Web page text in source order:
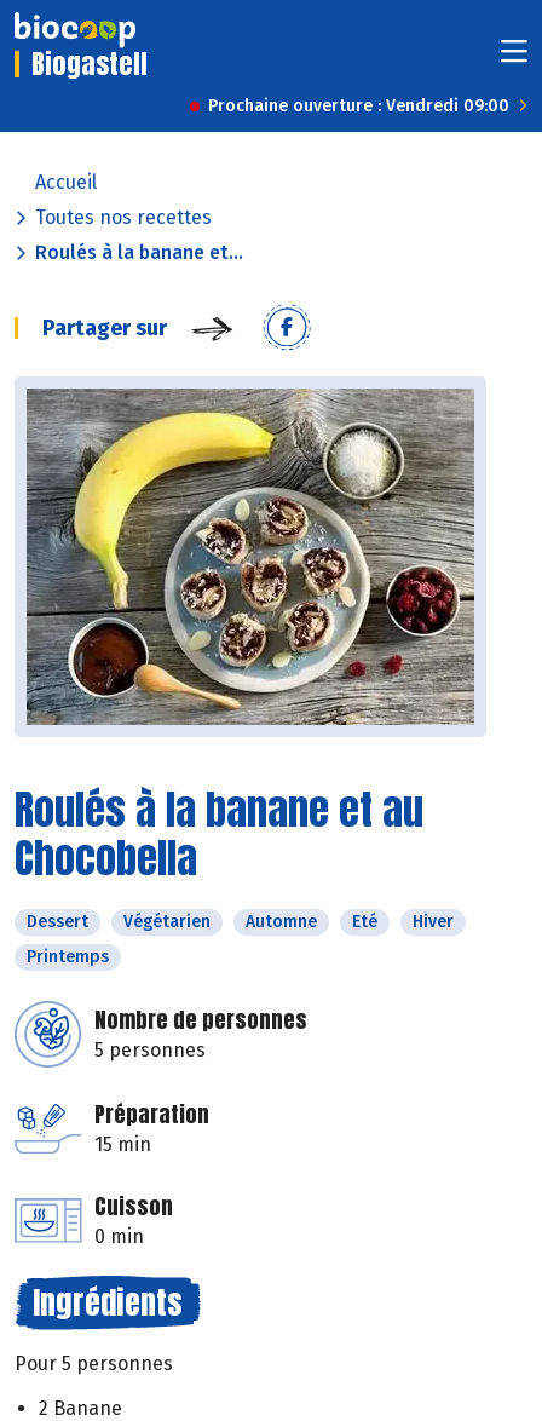
Biogastell
Prochaine ouverture : Vendredi 09:00
Accueil
Toutes nos recettes
Roulés à la banane et...
Partager sur
Roulés à la banane et au
Chocobella
Dessert Végétarien Automne Eté
Hiver
Printemps
Nombre de personnes
5 personnes
Préparation
15 min
Cuisson
0 min
Ingrédients
Pour 5 personnes
2 Banane